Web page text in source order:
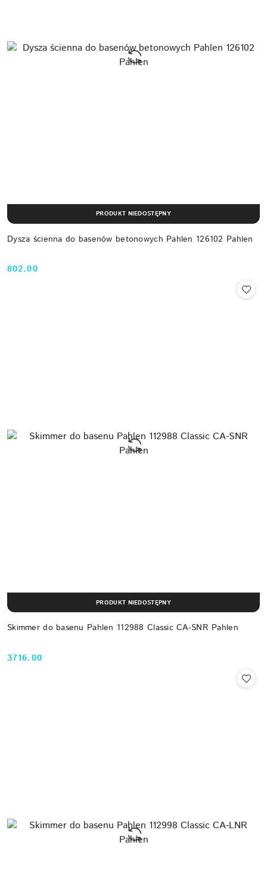
Dysza ścienna do basenów betonowych Pahlen 126102 Pahlen
Cena:
802.00
PRODUKT NIEDOSTĘPNY
Skimmer do basenu Pahlen 112988 Classic CA-SNR Pahlen
Cena:
3716.00
PRODUKT NIEDOSTĘPNY